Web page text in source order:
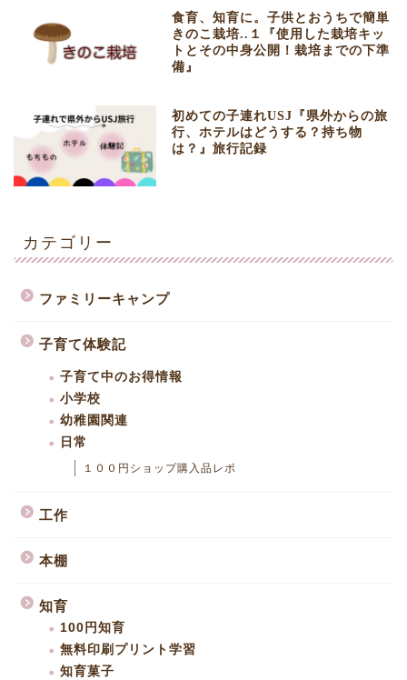
食育、知育に。子供とおうちで簡単
きのこ栽培..１『使用した栽培キッ
トとその中身公開！栽培までの下準
備』
初めての子連れUSJ『県外からの旅
行、ホテルはどうする？持ち物
は？』旅行記録
カテゴリー
ファミリーキャンプ
子育て体験記
子育て中のお得情報
小学校
幼稚園関連
日常
１００円ショップ購入品レポ
工作
本棚
知育
100円知育
無料印刷プリント学習
知育菓子